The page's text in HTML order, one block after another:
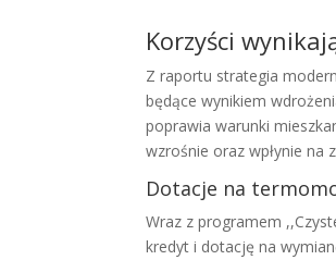
Korzyści
Z raportu strategia
będące wynikiem
poprawia warunki
wzrośnie oraz wpłynie na
Dotacje na
Wraz z programem
kredyt i dotację na